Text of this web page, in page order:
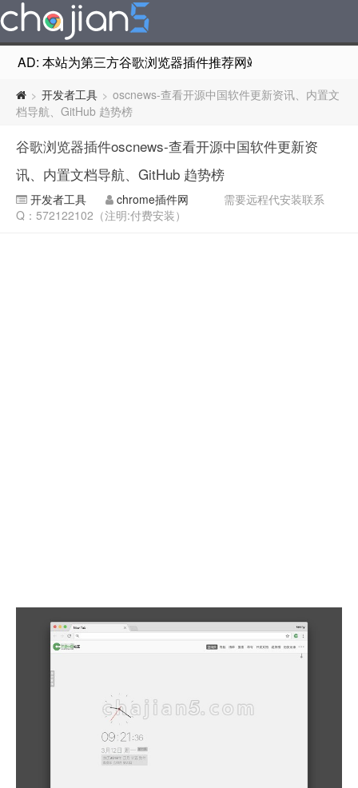
AD: 本站为第三方谷歌浏览器插件推荐网站，非Google
> 开发者工具 > oscnews-查看开源中国软件更新资讯、内置文
档导航、GitHub 趋势榜
谷歌浏览器插件oscnews-查看开源中国软件更新资
讯、内置文档导航、GitHub 趋势榜
开发者工具 chrome插件网
需要远程代安装联系
Q：572122102（注明:付费安装）